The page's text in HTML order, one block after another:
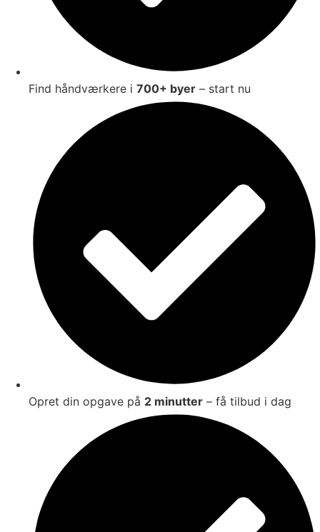
Find håndværkere i 700+ byer – start nu
Opret din opgave på 2 minutter – få tilbud i dag